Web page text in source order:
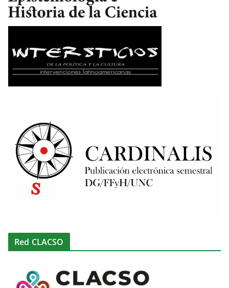
Red CLACSO